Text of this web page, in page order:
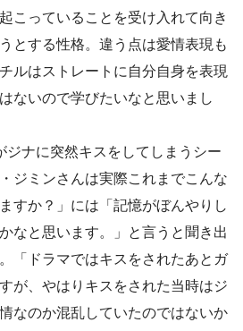
こっていることを受け入れて向き
とする性格。違う点は愛情表現も
ルはストレートに自分自身を表現
ないので学びたいなと思いまし
ジナに突然キスをしてしまうシー
ジミンさんは実際これまでこんな
すか？」には「記憶がぼんやりし
なと思います。」と言うと聞き出
「ドラマではキスをされたあとガ
が、やはりキスをされた当時はジ
なのか混乱していたのではないか